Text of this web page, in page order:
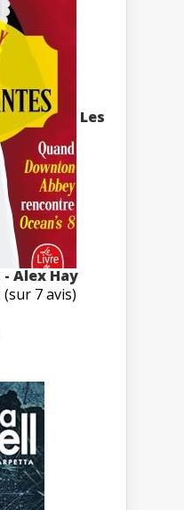
Les
Alex Hay
7 avis)